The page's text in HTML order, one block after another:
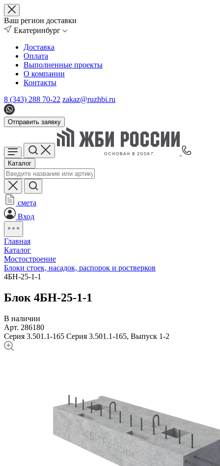
Ваш регион доставки
Екатеринбург
Доставка
Оплата
Выполненные проекты
О компании
Контакты
8 (343) 288 70-22 zakaz@ruzhbi.ru
Отправить заявку
Каталог
смета
Вход
Главная
Каталог
Мостостроение
Блоки стоек, насадок, распорок и ростверков
4БН-25-1-1
Блок 4БН-25-1-1
В наличии
Арт. 286180
Серия 3.501.1-165 Серия 3.501.1-165, Выпуск 1-2